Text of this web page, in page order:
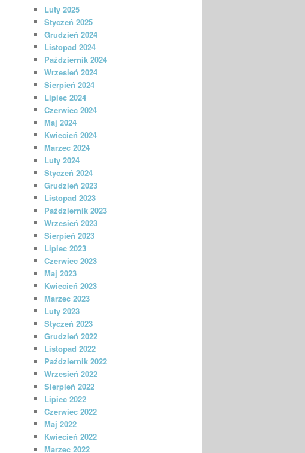
Luty 2025
Styczeń 2025
Grudzień 2024
Listopad 2024
Październik 2024
Wrzesień 2024
Sierpień 2024
Lipiec 2024
Czerwiec 2024
Maj 2024
Kwiecień 2024
Marzec 2024
Luty 2024
Styczeń 2024
Grudzień 2023
Listopad 2023
Październik 2023
Wrzesień 2023
Sierpień 2023
Lipiec 2023
Czerwiec 2023
Maj 2023
Kwiecień 2023
Marzec 2023
Luty 2023
Styczeń 2023
Grudzień 2022
Listopad 2022
Październik 2022
Wrzesień 2022
Sierpień 2022
Lipiec 2022
Czerwiec 2022
Maj 2022
Kwiecień 2022
Marzec 2022